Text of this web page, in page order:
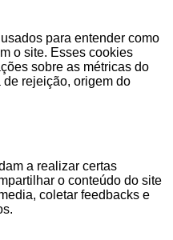
para entender como
o site. Esses cookies
sobre as métricas do
rejeição, origem do
a realizar certas
o conteúdo do site
coletar feedbacks e